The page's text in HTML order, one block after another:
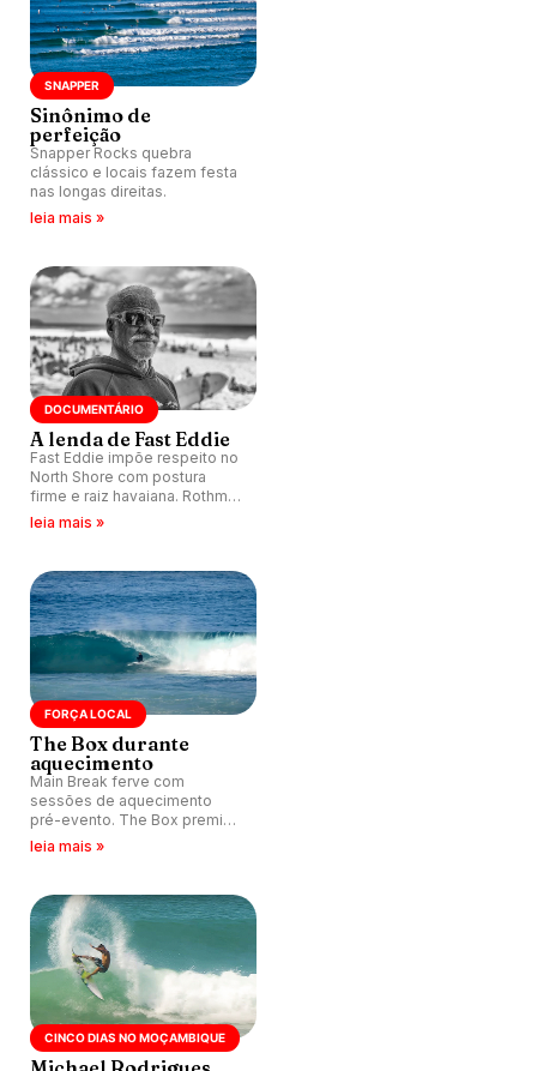
SNAPPER
Sinônimo de
perfeição
Snapper Rocks quebra
clássico e locais fazem festa
nas longas direitas.
leia mais »
DOCUMENTÁRIO
A lenda de Fast Eddie
Fast Eddie impõe respeito no
North Shore com postura
firme e raiz havaiana. Rothman
lidera localismo como
leia mais »
FORÇA LOCAL
The Box durante
aquecimento
Main Break ferve com
sessões de aquecimento
pré-evento. The Box premia
locais e ousados com tubos
leia mais »
CINCO DIAS NO MOÇAMBIQUE